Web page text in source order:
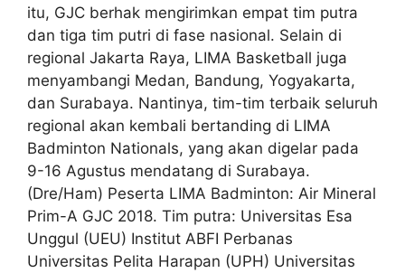
itu, GJC berhak mengirimkan empat tim putra
dan tiga tim putri di fase nasional. Selain di
regional Jakarta Raya, LIMA Basketball juga
menyambangi Medan, Bandung, Yogyakarta,
dan Surabaya. Nantinya, tim-tim terbaik seluruh
regional akan kembali bertanding di LIMA
Badminton Nationals, yang akan digelar pada
9-16 Agustus mendatang di Surabaya.
(Dre/Ham) Peserta LIMA Badminton: Air Mineral
Prim-A GJC 2018. Tim putra: Universitas Esa
Unggul (UEU) Institut ABFI Perbanas
Universitas Pelita Harapan (UPH) Universitas